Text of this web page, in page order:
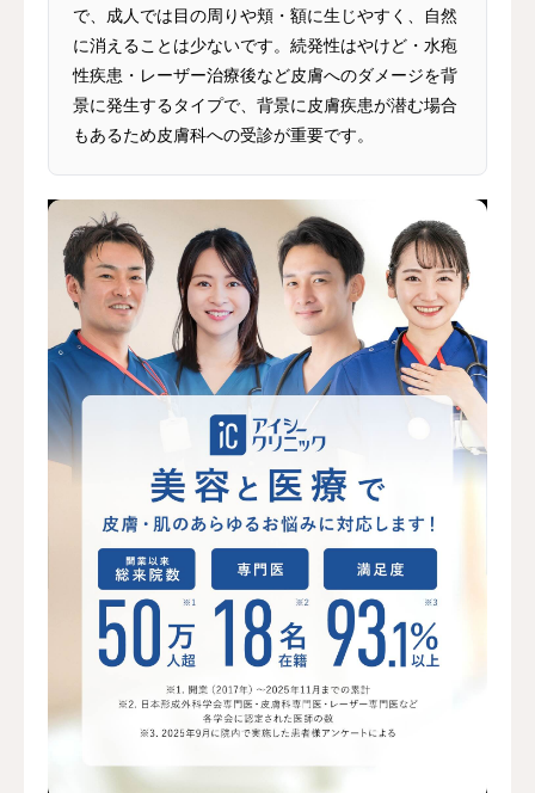
で、成人では目の周りや頬・額に生じやすく、自然
に消えることは少ないです。続発性はやけど・水疱
性疾患・レーザー治療後など皮膚へのダメージを背
景に発生するタイプで、背景に皮膚疾患が潜む場合
もあるため皮膚科への受診が重要です。